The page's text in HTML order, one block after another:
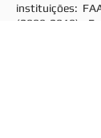
instituições:
(2009-2018)
,